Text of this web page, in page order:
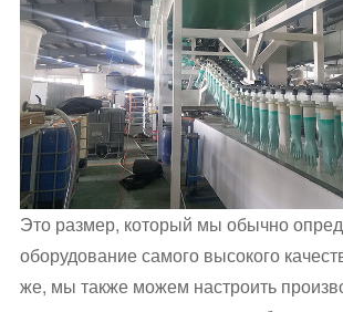
Это размер, который мы обычно
оборудование самого высокого
же, мы также можем настроить